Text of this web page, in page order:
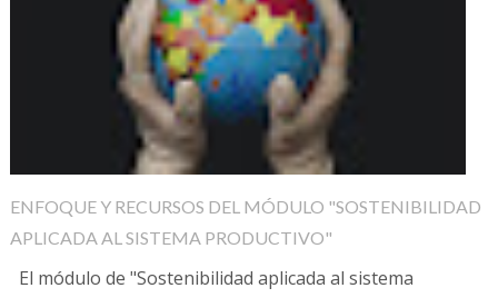
ENFOQUE Y RECURSOS DEL MÓDULO "SOSTENIBILIDAD
APLICADA AL SISTEMA PRODUCTIVO"
El módulo de "Sostenibilidad aplicada al sistema